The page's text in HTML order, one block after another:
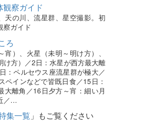
観察ガイド
天の川、流星群、星空撮影。初
察ガイド
ろ
宵）、火星（未明～明け方）、
け方）／2日：水星が西方最大離
：ペルセウス座流星群が極大／
ペインなどで皆既日食／15日：
大離角／16日夕方～宵：細い月
／…
集一覧 」もご覧ください